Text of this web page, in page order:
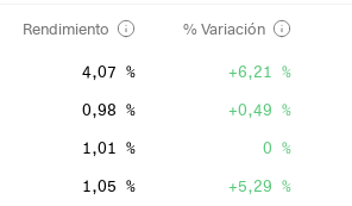
Rendimiento % Variación
4,07 % +6,21 %
0,98 % +0,49 %
1,01 % 0 %
1,05 % +5,29 %